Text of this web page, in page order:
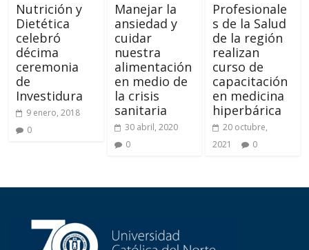
Nutrición y
Dietética
celebró
décima
ceremonia
de
Investidura
9 enero, 2018
0
Manejar la
ansiedad y
cuidar
nuestra
alimentación
en medio de
la crisis
sanitaria
30 abril, 2020
0
Profesionale
s de la Salud
de la región
realizan
curso de
capacitación
en medicina
hiperbárica
20 octubre,
2021
0